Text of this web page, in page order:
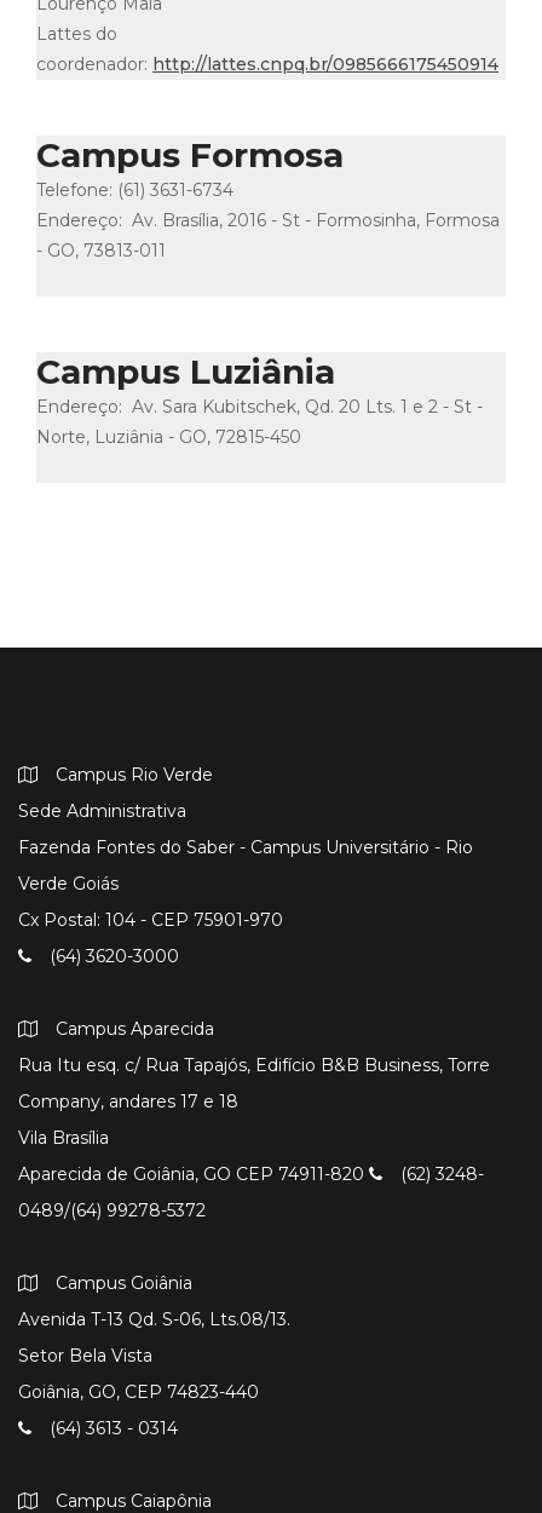
Lattes do
coordenador: http://lattes.cnpq.br/0985666175450914
Campus Formosa
Telefone: (61) 3631-6734
Endereço: Av. Brasília, 2016 - St - Formosinha, Formosa
- GO, 73813-011
Campus Luziânia
Endereço: Av. Sara Kubitschek, Qd. 20 Lts. 1 e 2 - St -
Norte, Luziânia - GO, 72815-450
Campus Rio Verde
Sede Administrativa
Fazenda Fontes do Saber - Campus Universitário - Rio
Verde Goiás
Cx Postal: 104 - CEP 75901-970
(64) 3620-3000
Campus Aparecida
Rua Itu esq. c/ Rua Tapajós, Edifício B&B Business, Torre
Company, andares 17 e 18
Vila Brasília
Aparecida de Goiânia, GO CEP 74911-820
(62) 3248-
0489/(64) 99278-5372
Campus Goiânia
Avenida T-13 Qd. S-06, Lts.08/13.
Setor Bela Vista
Goiânia, GO, CEP 74823-440
(64) 3613 - 0314
Campus Caiapônia